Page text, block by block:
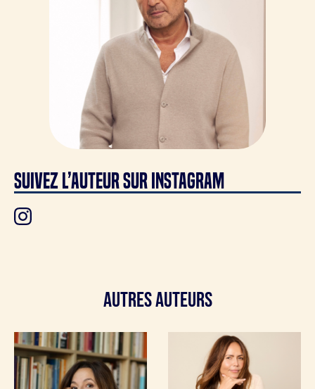
SUIVEZ L’AUTEUR SUR INSTAGRAM
Autres Auteurs